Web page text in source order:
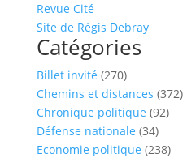
Revue Cité
Site de Régis Debray
Catégories
Billet invité (270)
Chemins et distances (372)
Chronique politique (92)
Défense nationale (34)
Economie politique (238)